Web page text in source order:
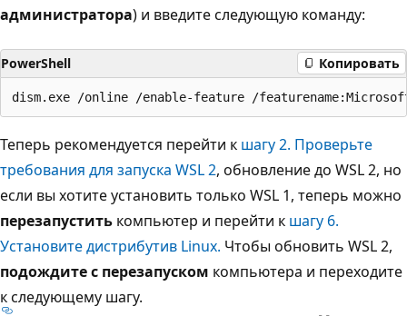
администратора) и введите следующую команду:
PowerShell Копировать
Теперь рекомендуется перейти к шагу 2. Проверьте
требования для запуска WSL 2, обновление до WSL 2, но
если вы хотите установить только WSL 1, теперь можно
перезапустить компьютер и перейти к шагу 6.
Установите дистрибутив Linux. Чтобы обновить WSL 2,
подождите с перезапуском компьютера и переходите
к следующему шагу.